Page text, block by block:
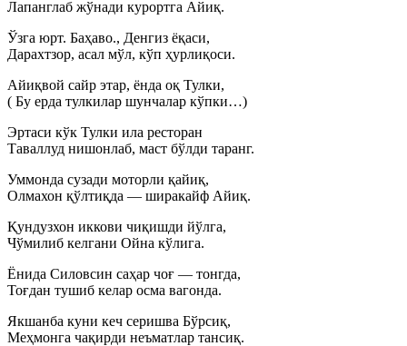
Лапанглаб жўнади курортга Айиқ.
Ўзга юрт. Баҳаво., Денгиз ёқаси,
Дарахтзор, асал мўл, кўп ҳурлиқоси.
Айиқвой сайр этар, ёнда оқ Тулки,
( Бу ерда тулкилар шунчалар кўпки…)
Эртаси кўк Тулки ила ресторан
Таваллуд нишонлаб, маст бўлди таранг.
Уммонда сузади моторли қайиқ,
Олмахон қўлтиқда — ширакайф Айиқ.
Қундузхон иккови чиқишди йўлга,
Чўмилиб келгани Ойна кўлига.
Ёнида Силовсин саҳар чоғ — тонгда,
Тоғдан тушиб келар осма вагонда.
Якшанба куни кеч серишва Бўрсиқ,
Меҳмонга чақирди неъматлар тансиқ.